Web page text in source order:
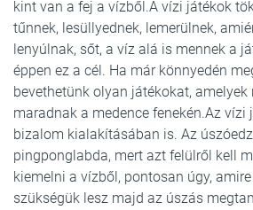
kint van a fej a vízből.A vízi játékok
tűnnek, lesüllyednek, lemerülnek,
lenyúlnak, sőt, a víz alá is mennek a
éppen ez a cél. Ha már könnyedén
bevethetünk olyan játékokat, amelyek
maradnak a medence fenekén.Az vízi
bizalom kialakításában is. Az
pingponglabda, mert azt felülről kell
kiemelni a vízből, pontosan úgy,
szükségük lesz majd az úszás